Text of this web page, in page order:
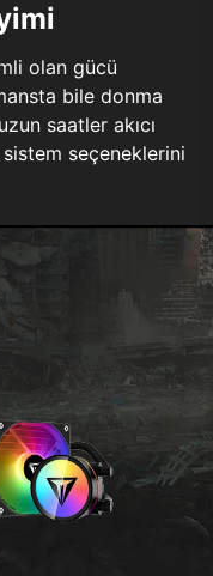
olan gücü
bile donma
saatler akıcı
seçeneklerini